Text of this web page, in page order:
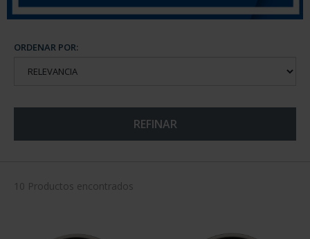
ORDENAR POR:
REFINAR
10 Productos encontrados